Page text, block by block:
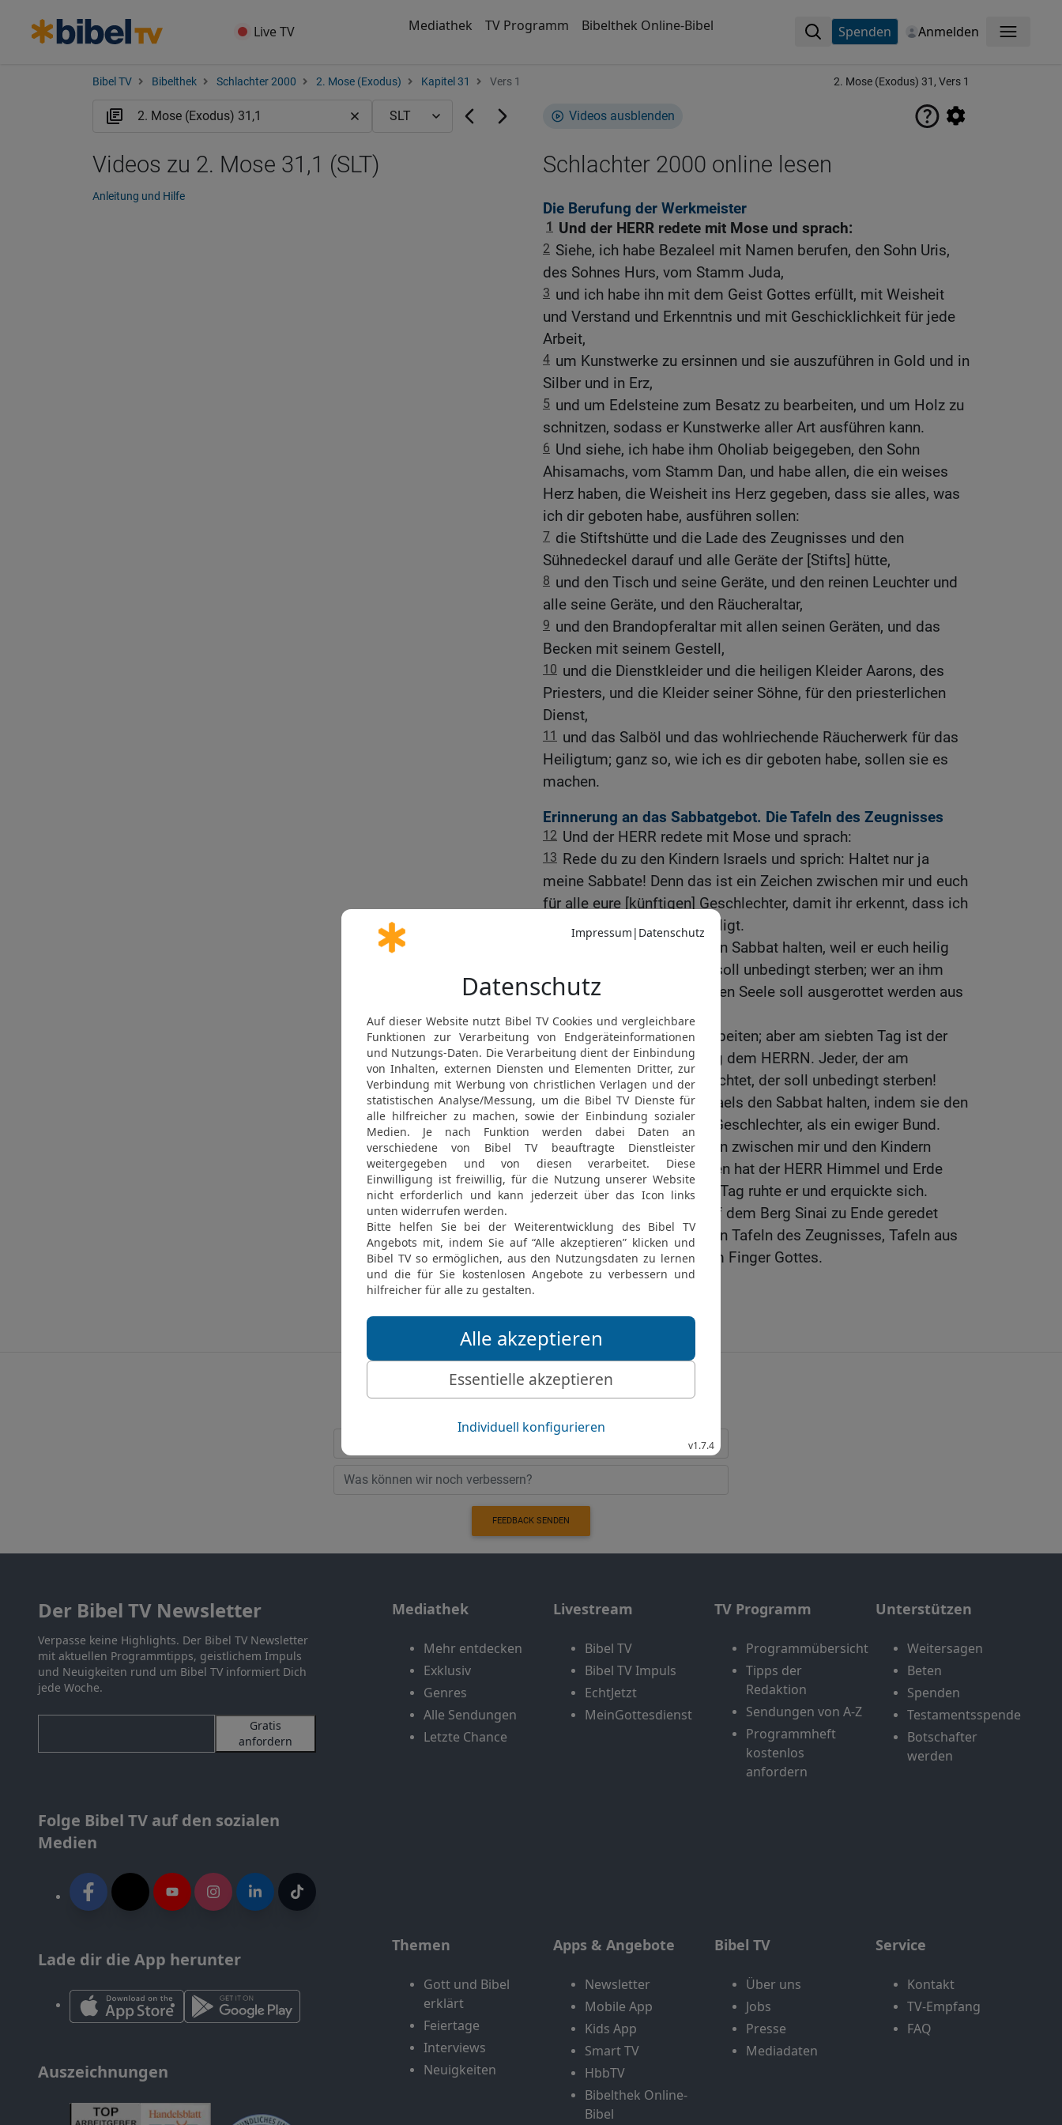
Live TV Mediathek TV Programm Bibelthek Online-Bibel Spenden Anmelden Menü
Bibel TV Bibelthek Schlachter 2000 2. Mose (Exodus) Kapitel 31 Vers 1 2. Mose (Exodus) 31, Vers 1
Videos ausblenden
Schlachter 2000 online lesen
Die Berufung der Werkmeister
1 Und der HERR redete mit Mose und sprach:
2 Siehe, ich habe Bezaleel mit Namen berufen, den Sohn Uris,
des Sohnes Hurs, vom Stamm Juda,
3 und ich habe ihn mit dem Geist Gottes erfüllt, mit Weisheit
und Verstand und Erkenntnis und mit Geschicklichkeit für jede
Arbeit,
4 um Kunstwerke zu ersinnen und sie auszuführen in Gold und in
Silber und in Erz,
5 und um Edelsteine zum Besatz zu bearbeiten, und um Holz zu
schnitzen, sodass er Kunstwerke aller Art ausführen kann.
6 Und siehe, ich habe ihm Oholiab beigegeben, den Sohn
Ahisamachs, vom Stamm Dan, und habe allen, die ein weises
Herz haben, die Weisheit ins Herz gegeben, dass sie alles, was
ich dir geboten habe, ausführen sollen:
7 die Stiftshütte und die Lade des Zeugnisses und den
Sühnedeckel darauf und alle Geräte der [Stifts] hütte,
8 und den Tisch und seine Geräte, und den reinen Leuchter und
alle seine Geräte, und den Räucheraltar,
9 und den Brandopferaltar mit allen seinen Geräten, und das
Becken mit seinem Gestell,
10 und die Dienstkleider und die heiligen Kleider Aarons, des
Priesters, und die Kleider seiner Söhne, für den priesterlichen
Dienst,
11
und das Salböl und das wohlriechende Räucherwerk für das
Heiligtum; ganz so, wie ich es dir geboten habe, sollen sie es
machen.
Erinnerung an das Sabbatgebot. Die Tafeln des Zeugnisses
12 Und der HERR redete mit Mose und sprach:
13 Rede du zu den Kindern Israels und sprich: Haltet nur ja
meine Sabbate! Denn das ist ein Zeichen zwischen mir und euch
für alle eure [künftigen] Geschlechter, damit ihr erkennt, dass ich
der HERR bin, der euch heiligt.
Und deshalb sollt ihr den Sabbat halten, weil er euch heilig
ist. Wer ihn entheiligt, der soll unbedingt sterben; wer an ihm
eine Arbeit verrichtet, dessen Seele soll ausgerottet werden aus
seinem Volk!
15
Sechs Tage soll man arbeiten; aber am siebten Tag ist der
Sabbat völliger Ruhe, heilig dem HERRN. Jeder, der am
Sabbattag eine Arbeit verrichtet, der soll unbedingt sterben!
16 So sollen die Kinder Israels den Sabbat halten, indem sie den
Sabbat feiern für alle ihre Geschlechter, als ein ewiger Bund.
17 Er ist ein ewiges Zeichen zwischen mir und den Kindern
Israels; denn in sechs Tagen hat der HERR Himmel und Erde
gemacht; aber am siebten Tag ruhte er und erquickte sich.
Und als er mit Mose auf dem Berg Sinai zu Ende geredet
hatte, gab er ihm die beiden Tafeln des Zeugnisses, Tafeln aus
Stein, beschrieben mit dem Finger Gottes.
Videos zu 2. Mose 31,1 (SLT)
Anleitung und Hilfe
Möchtest du uns Feedback geben?
FEEDBACK SENDEN
Der Bibel TV Newsletter
Verpasse keine Highlights. Der Bibel TV Newsletter
mit aktuellen Programmtipps, geistlichem Impuls
und Neuigkeiten rund um Bibel TV informiert Dich
jede Woche.
Gratis
anfordern
Folge Bibel TV auf den sozialen
Medien
Lade dir die App herunter
Auszeichnungen
Mediathek
Mehr entdecken
Exklusiv
Genres
Alle Sendungen
Letzte Chance
Livestream
Bibel TV
Bibel TV Impuls
EchtJetzt
MeinGottesdienst
TV Programm
Programmübersicht
Tipps der
Redaktion
Sendungen von A-Z
Programmheft
kostenlos
anfordern
Unterstützen
Weitersagen
Beten
Spenden
Testamentsspende
Botschafter
werden
Themen
Gott und Bibel
erklärt
Feiertage
Interviews
Neuigkeiten
Apps & Angebote
Newsletter
Mobile App
Kids App
Smart TV
HbbTV
Bibelthek Online-
Bibel
Bibel TV
Über uns
Jobs
Presse
Mediadaten
Service
Kontakt
TV-Empfang
FAQ